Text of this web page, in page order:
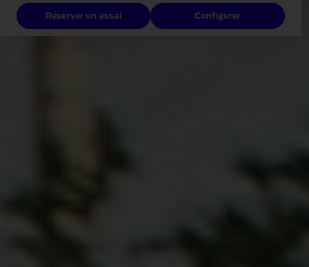
Réserver un essai Configurer